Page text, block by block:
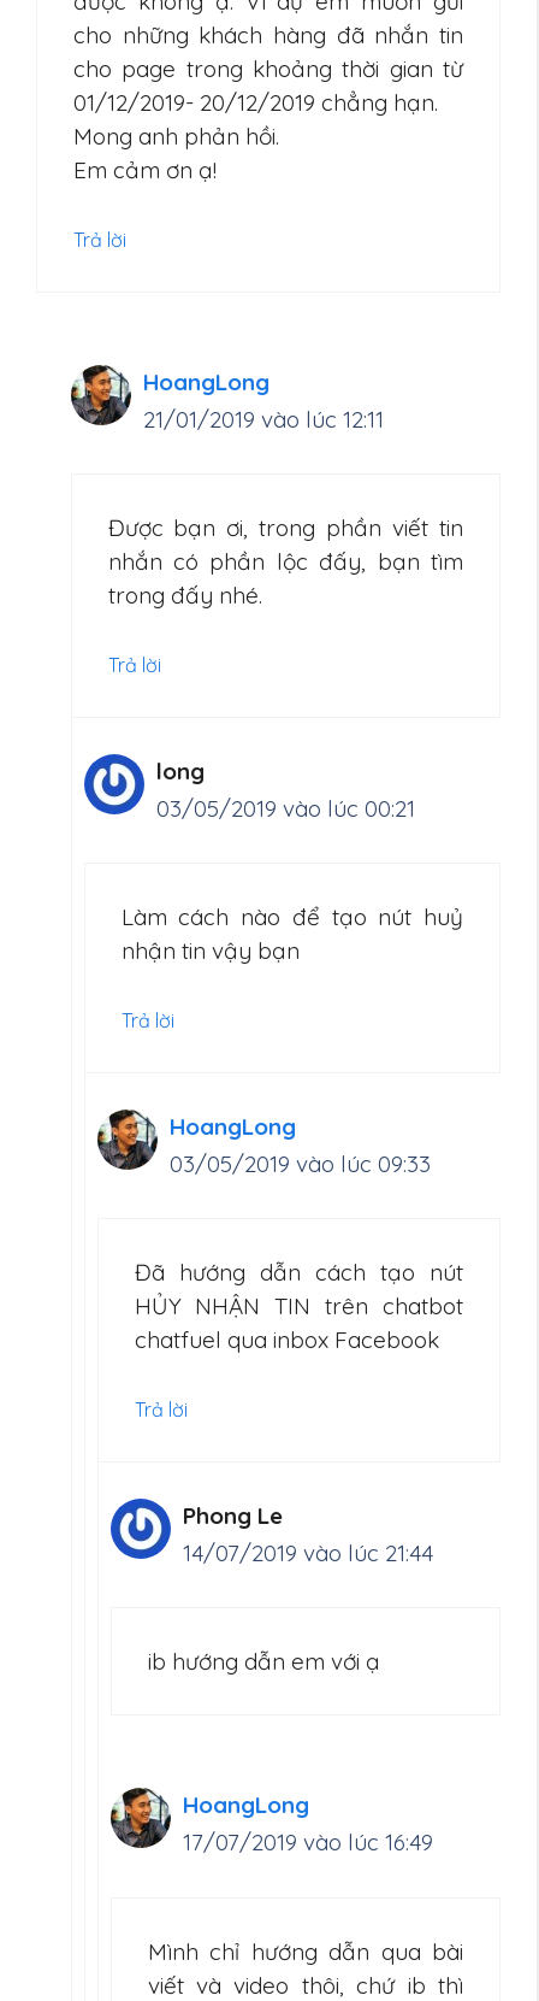
cho những khách hàng đã nhắn tin
cho page trong khoảng thời gian từ
01/12/2019- 20/12/2019 chẳng hạn.
Mong anh phản hồi.
Em cảm ơn ạ!
Trả lời
HoangLong
21/01/2019 vào lúc 12:11
Được bạn ơi, trong phần viết tin
nhắn có phần lộc đấy, bạn tìm
trong đấy nhé.
Trả lời
long
03/05/2019 vào lúc 00:21
Làm cách nào để tạo nút huỷ
nhận tin vậy bạn
Trả lời
HoangLong
03/05/2019 vào lúc 09:33
Đã hướng dẫn cách tạo nút
HỦY NHẬN TIN trên chatbot
chatfuel qua inbox Facebook
Trả lời
Phong Le
14/07/2019 vào lúc 21:44
ib hướng dẫn em với ạ
HoangLong
17/07/2019 vào lúc 16:49
Mình chỉ hướng dẫn qua bài
viết và video thôi, chứ ib thì